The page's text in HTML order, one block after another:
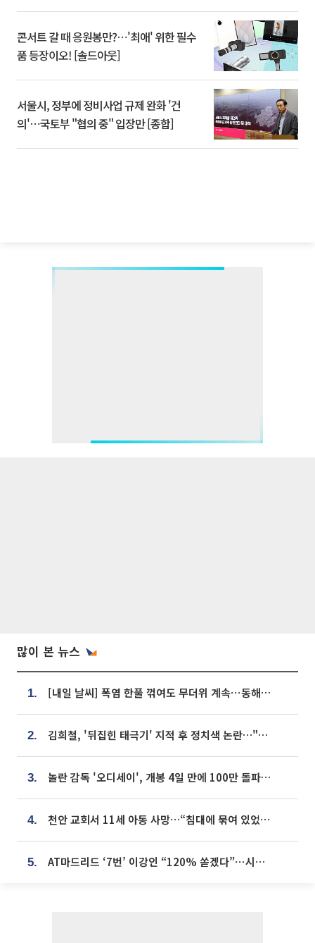
콘서트 갈 때 응원봉만?⋯'최애' 위한 필수
품 등장이오! [솔드아웃]
서울시, 정부에 정비사업 규제 완화 '건
의'⋯국토부 "협의 중" 입장만 [종합]
많이 본 뉴스
1. [내일 날씨] 폭염 한풀 꺾여도 무더위 계속⋯동해안 이틀 연속 비
2. 김희철, '뒤집힌 태극기' 지적 후 정치색 논란…"좌우 떠나 우리나라 국기"
3. 놀란 감독 '오디세이', 개봉 4일 만에 100만 돌파⋯'왕사남' 보다 빠르다
4. 천안 교회서 11세 아동 사망…“침대에 묶여 있었다” 진술 확보
5. AT마드리드 ‘7번’ 이강인 “120% 쏟겠다”⋯시메오네 감독 “필요한 선수”